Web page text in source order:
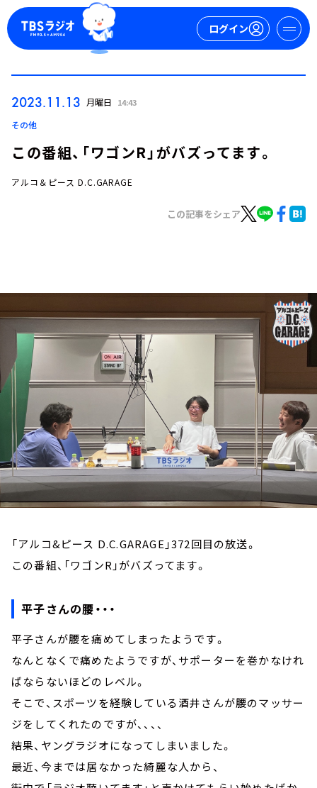
ログイン
トピックス
TBS Podcast
お知らせ
イベント・グッズ
YouTube
会社情報
2023.11.13 月曜日 14:43
その他
この番組、「ワゴンR」がバズってます。
アルコ＆ピース D.C.GARAGE
この記事をシェア
「アルコ&ピース D.C.GARAGE」372回目の放送。
この番組、「ワゴンR」がバズってます。
平子さんの腰・・・
平子さんが腰を痛めてしまったようです。
なんとなくで痛めたようですが、サポーターを巻かなけれ
ばならないほどのレベル。
そこで、スポーツを経験している酒井さんが腰のマッサー
ジをしてくれたのですが、、、、
結果、ヤングラジオになってしまいました。
最近、今までは居なかった綺麗な人から、